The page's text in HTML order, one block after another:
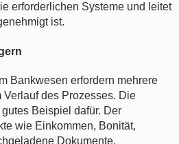
erforderlichen Systeme und leitet
ist.
Bankwesen erfordern mehrere
des Prozesses. Die
Beispiel dafür. Der
wie Einkommen, Bonität,
Dokumente,